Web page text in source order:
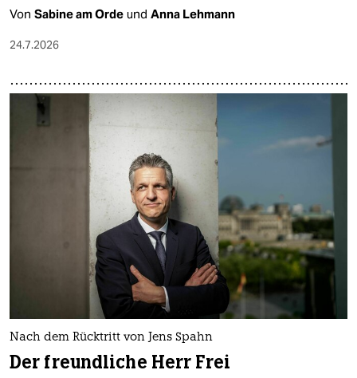
Von Sabine am Orde und Anna Lehmann
24.7.2026
Nach dem Rücktritt von Jens Spahn
Der freundliche Herr Frei